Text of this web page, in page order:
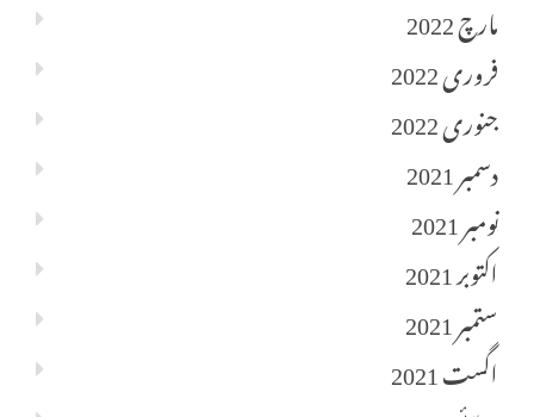
مارچ 2022
فروری 2022
جنوری 2022
دسمبر 2021
نومبر 2021
اکتوبر 2021
ستمبر 2021
اگست 2021